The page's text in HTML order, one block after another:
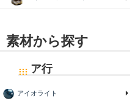
素材から探す
ア行
アイオライト